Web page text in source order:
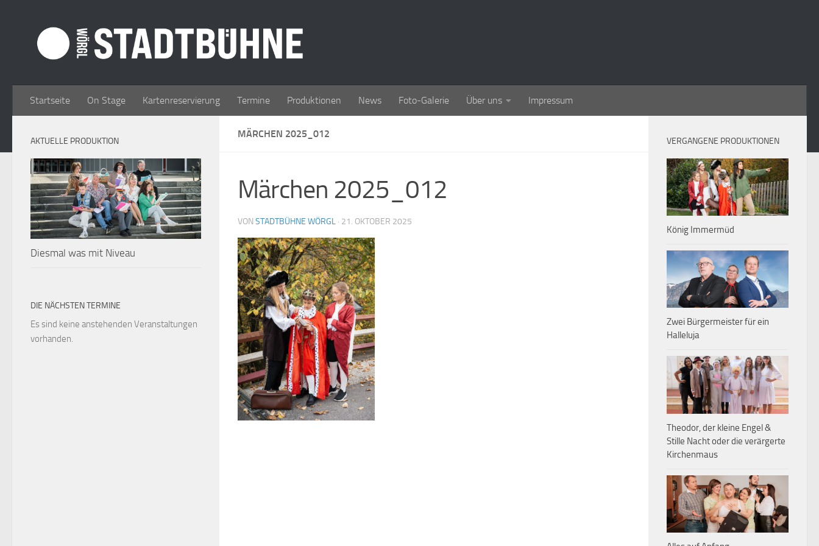
Startseite On Stage Kartenreservierung Termine Produktionen News Foto-Galerie Über uns Impressum
MÄRCHEN 2025_012
Märchen 2025_012
VON STADTBÜHNE WÖRGL · 21. OKTOBER 2025
AKTUELLE PRODUKTION
Diesmal was mit Niveau
DIE NÄCHSTEN TERMINE
Es sind keine anstehenden Veranstaltungen
vorhanden.
VERGANGENE PRODUKTIONEN
König Immermüd
Zwei Bürgermeister für ein
Halleluja
Theodor, der kleine Engel &
Stille Nacht oder die verärgerte
Kirchenmaus